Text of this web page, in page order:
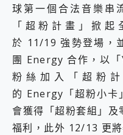
球第一個合法音樂串
「超粉計畫」掀
於 11/19 強勢登場，
團 Energy 合作，以「
粉絲加入「超粉
的 Energy「超粉小卡
會獲得「超粉套組」
福利，此外 12/13 更